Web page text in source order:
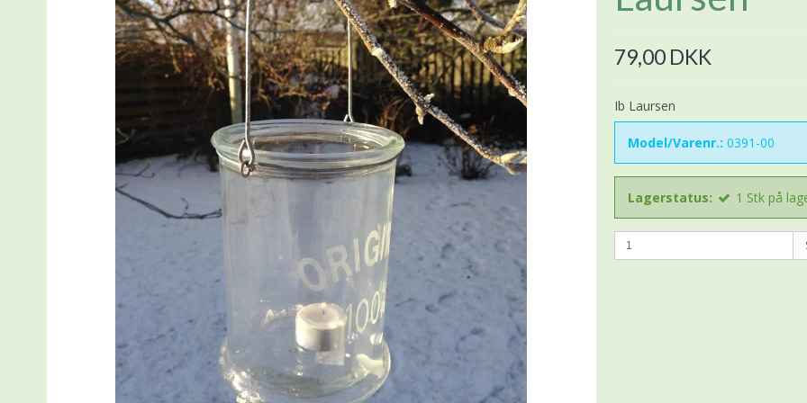
79,00 DKK
Ib Laursen
Model/Varenr.: 0391-00
Lagerstatus: 1 Stk på